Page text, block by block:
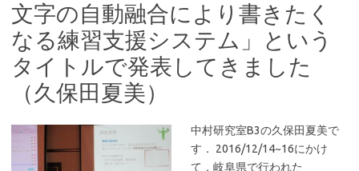
文字の自動融合により書きたく
なる練習支援システム」という
タイトルで発表してきました
（久保田夏美）
中村研究室B3の久保田夏美で
す． 2016/12/14~16にかけ
て，岐阜県で行われた